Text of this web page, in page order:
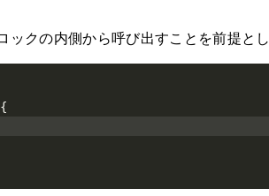
クの内側から呼び出すことを前提とし